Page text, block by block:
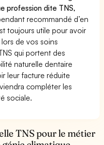
profession dite TNS,
recommandé d’en
toujours utile pour avoir
de vos soins
qui portent des
naturelle dentaire
leur facture réduite
compléter les
sociale.
TNS pour le métier